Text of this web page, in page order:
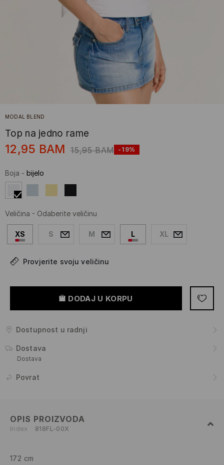
MODAL BLEND
Top na jedno rame
12,95 BAM 15,95 BAM -19%
Boja - bijelo
Veličina - Odaberite veličinu
XS S M L XL
Provjerite svoju veličinu
DODAJ U KORPU
Dostupnost u radnji
Dostava
Dostava
Povrat
OPIS PROIZVODA
Index 818FL-00X
172 cm